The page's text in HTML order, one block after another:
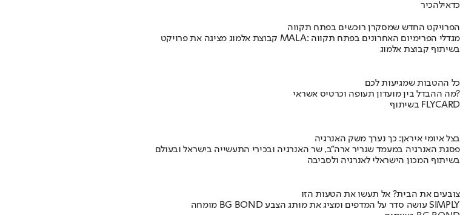
כדאילהכיר
הפרויקט החדש שמסקרן רוכשים בפתח תקווה
קבוצת אלמוג מציגה את פרויקט MALA: מגדלי הפרימיום האחרונים בפתח תקווה
בשיתוף קבוצת אלמוג
כל ההטבות שמגיעות לכם
מה ההבדל בין מועדון תעופה וכרטיס אשראי?
בשיתוף FLYCARD
בצל איומי איראן: כך נערך משק האנרגיה
פסגת האנרגיה במעמד שגריר ארה"ב, שר האנרגיה ובכירי התעשייה בישראל ובעולם
בשיתוף המכון הישראלי לאנרגיה ולסביבה
צובעים את הבית? אל תעשו את הטעות הזו
מומחה BG BOND עושה סדר על המדפים ומציג את מותג הצבע SIMPLY